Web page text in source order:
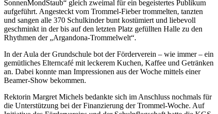
SonnenMondStaub“ gleich zweimal für ein begeistertes Publikum
aufgeführt. Angesteckt vom Trommel-Fieber trommelten, tanzten
und sangen alle 370 Schulkinder bunt kostümiert und liebevoll
geschminkt in der bis auf den letzten Platz gefüllten Halle zu den
Rhythmen der „Argandona-Trommelwelt“.
In der Aula der Grundschule bot der Förderverein – wie immer – ein
gemütliches Elterncafé mit leckerem Kuchen, Kaffee und Getränken
an. Dabei konnte man Impressionen aus der Woche mittels einer
Beamer-Show bekommen.
Rektorin Margret Michels bedankte sich im Anschluss nochmals für
die Unterstützung bei der Finanzierung der Trommel-Woche. Auf